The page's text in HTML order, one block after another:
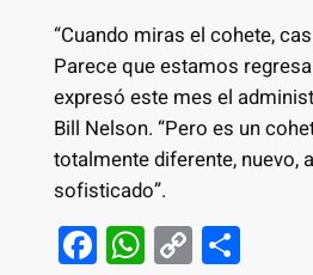
“Cuando miras el cohete,
Parece que estamos
expresó este mes el
Bill Nelson. “Pero es un
totalmente diferente, nuevo,
sofisticado”.
F W C S